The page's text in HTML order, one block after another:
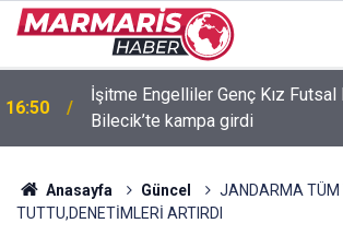
16:50
İşitme Engelliler Genç Kız Futsal
Bilecik’te kampa girdi
Anasayfa Güncel
JANDARMA TÜM
TUTTU,DENETİMLERİ ARTIRDI